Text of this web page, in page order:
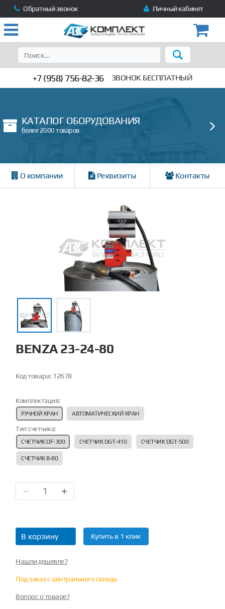
Обратный звонок Личный кабинет
+7 (958) 756-82-36 ЗВОНОК БЕСПЛАТНЫЙ
КАТАЛОГ ОБОРУДОВАНИЯ
более 2000 товаров
О компании Реквизиты Контакты
BENZA 23-24-80
Код товара: 12678
Комплектация:
РУЧНОЙ КРАН АВТОМАТИЧЕСКИЙ КРАН
Тип счетчика:
СЧЕТЧИК DF-300 СЧЕТЧИК DGT-410 СЧЕТЧИК DGT-500
СЧЕТЧИК B-80
В корзину Купить в 1 клик
Нашли дешевле?
Под заказ с центрального склада
Вопрос о товаре?